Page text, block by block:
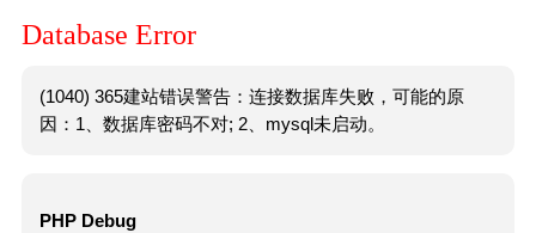
Database Error
(1040) 365建站错误警告：连接数据库失败，可能的原
因：1、数据库密码不对; 2、mysql未启动。
PHP Debug